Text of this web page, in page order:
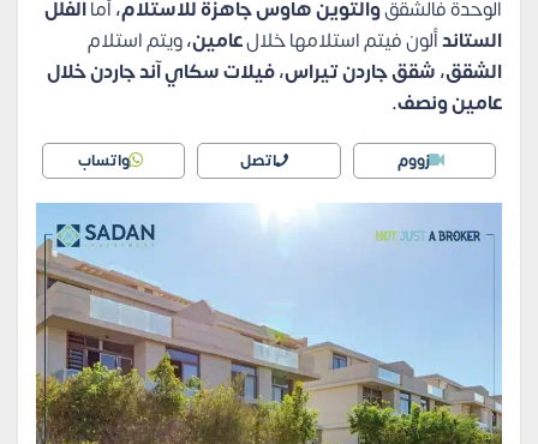
الوحدة فالشققوالتوين هاوس جاهزة للاستلام،أماالفلل
الستاندألون فيتم استلامها خلالعامين،ويتم استلام
الشقق، شقق جاردن تيراس، فيلات سكاي آند جاردن خلال
عامين ونصف.
زووم اتصل واتساب